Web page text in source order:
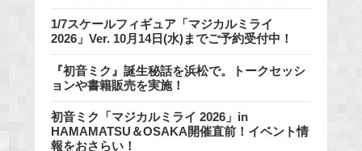
1/7スケールフィギュア「マジカルミライ
2026」Ver. 10月14日(水)までご予約受付中！
『初音ミク』誕生秘話を浜松で。トークセッシ
ョンや書籍販売を実施！
初音ミク「マジカルミライ 2026」in
HAMAMATSU＆OSAKA開催直前！イベント情
報をおさらい！